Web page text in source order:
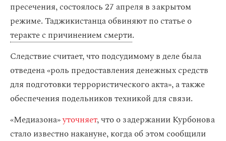
пресечения, состоялось 27 апреля в закрытом
режиме. Таджикистанца обвиняют по статье о
теракте с причинением смерти.
Следствие считает, что подсудимому в деле была
отведена «роль предоставления денежных средств
для подготовки террористического акта», а также
обеспечения подельников техникой для связи.
«Медиазона»уточняет, что о задержании Курбонова
стало известно накануне, когда об этом сообщили